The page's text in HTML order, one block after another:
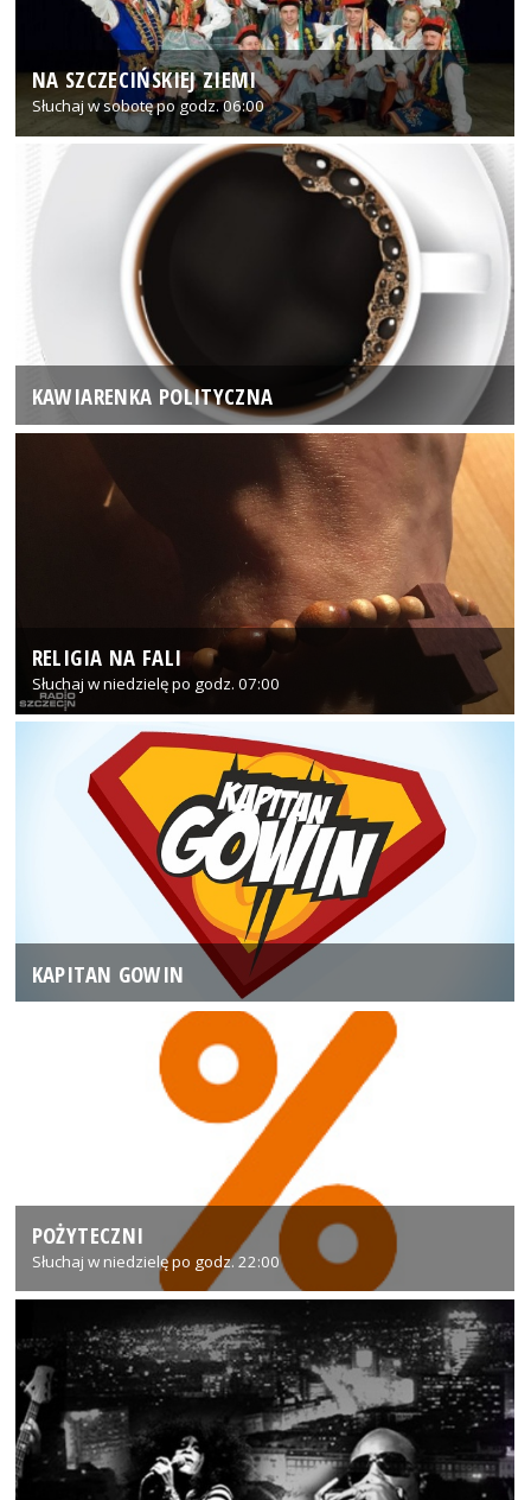
NA SZCZECIŃSKIEJ ZIEMI
Słuchaj w sobotę po godz. 06:00
KAWIARENKA POLITYCZNA
RELIGIA NA FALI
Słuchaj w niedzielę po godz. 07:00
KAPITAN GOWIN
POŻYTECZNI
Słuchaj w niedzielę po godz. 22:00